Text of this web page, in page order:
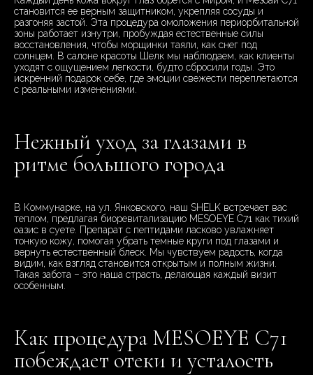
становится ее верным защитником, укрепляя сосуды и
разгоняя застой. Эта процедура омоложения периорбитальной
зоны работает изнутри, пробуждая естественные силы
восстановления, чтобы морщинки таяли, как снег под
солнцем. В салоне красоты Шелк мы наблюдаем, как клиенты
уходят с ощущением легкости, будто сбросили годы. Это
искренний подарок себе, где эмоции свежести переплетаются
с реальными изменениями.
Нежный уход за глазами в
ритме большого города
В Коммунарке, на ул. Янковского, наш SHELK встречает вас
теплом, предлагая биоревитализацию MESOEYE C71 как тихий
оазис в суете. Препарат с пептидами ласково увлажняет
тонкую кожу, помогая убрать темные круги под глазами и
вернуть естественный блеск. Мы чувствуем радость, когда
видим, как взгляд становится открытым и полным жизни.
Такая забота – это наша страсть, делающая каждый визит
особенным.
Как процедура MESOEYE C71
побеждает отеки и усталость